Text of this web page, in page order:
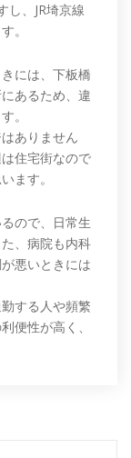
し、JR埼京線
。
には、下板橋
あるため、違
。
ありません
住宅街なので
ます。
ので、日常生
、病院も内科
悪いときには
する人や頻繁
便性が高く、